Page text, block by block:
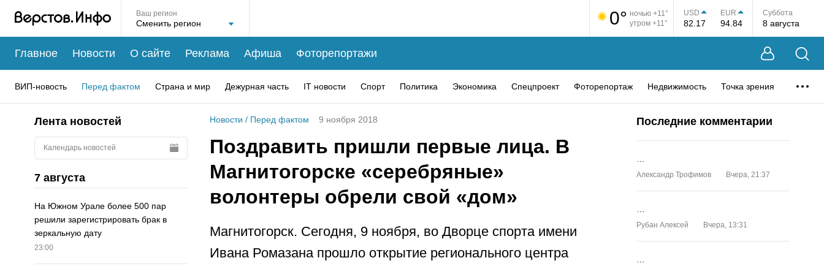
Ваш регион 0° ночью +11°
утром +11°
USD
82.17
EUR
94.84
Суббота
8 августа
Главное Новости О сайте Реклама Афиша Фоторепортажи
ВИП-новость Перед фактом Страна и мир Дежурная часть IT новости Спорт Политика Экономика Спецпроект Фоторепортаж Недвижимость Точка зрения
Лента новостей
Календарь новостей
7 августа
На Южном Урале более 500 пар
решили зарегистрировать брак в
зеркальную дату
23:00
Новости / Перед фактом 9 ноября 2018
Поздравить пришли первые лица. В
Магнитогорске «серебряные»
волонтеры обрели свой «дом»
Магнитогорск. Сегодня, 9 ноября, во Дворце спорта имени
Ивана Ромазана прошло открытие регионального центра
Последние комментарии
Александр Трофимов Вчера, 21:37
Рубан Алексей Вчера, 13:31